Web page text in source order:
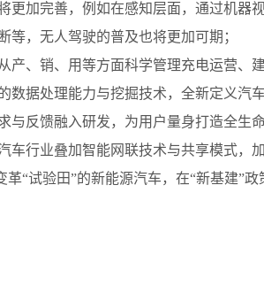
更加完善，例如在感知层面，通过机器
，无人驾驶的普及也将更加可期；
、销、用等方面科学管理充电运营、
数据处理能力与挖掘技术，全新定义汽
反馈融入研发，为用户量身打造全生
行业叠加智能网联技术与共享模式，
“试验田”的新能源汽车，在“新基建”